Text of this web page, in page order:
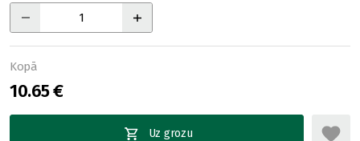
Kopā
10.65 €
Uz grozu